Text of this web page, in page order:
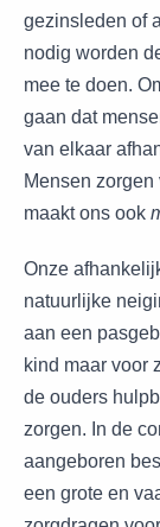
gezinsleden of
nodig worden
mee te doen.
gaan dat
van elkaar
Mensen
maakt ons ook
Onze
natuurlijke
aan een
kind maar voor
de ouders
zorgen. In de
aangeboren
een grote en